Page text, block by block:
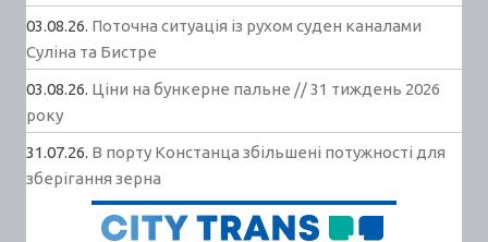
03.08.26. Поточна ситуація із рухом суден каналами
Суліна та Бистре
03.08.26. Ціни на бункерне пальне // 31 тиждень 2026
року
31.07.26. В порту Констанца збільшені потужності для
зберігання зерна